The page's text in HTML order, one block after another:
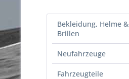
Bekleidung, Helme &
Brillen
Neufahrzeuge
Fahrzeugteile